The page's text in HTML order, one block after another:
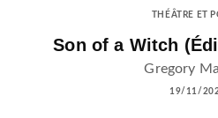
THÉÂTRE ET
Son of a Witch
Gregory
19/11/